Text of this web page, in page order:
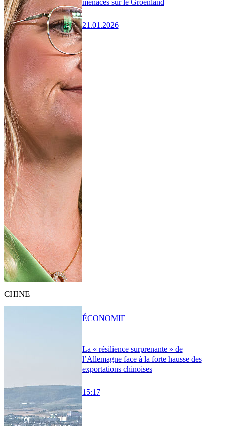
21.01.2026
CHINE
La « résilience surprenante » de
l’Allemagne face à la forte hausse des
exportations chinoises
15:17
ÉCONOMIE